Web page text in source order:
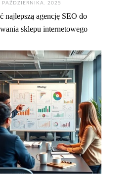
PAŹDZIERNIKA. 2025
najlepszą agencję SEO do
sklepu internetowego